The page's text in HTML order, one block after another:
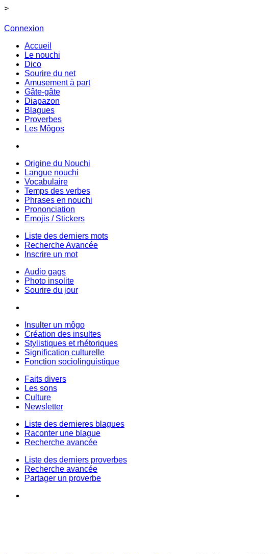
>
Connexion
Accueil
Le nouchi
Dico
Sourire du net
Amusement à part
Gâte-gâte
Diapazon
Blagues
Proverbes
Les Môgos
Origine du Nouchi
Langue nouchi
Vocabulaire
Temps des verbes
Phrases en nouchi
Prononciation
Emojis / Stickers
Liste des derniers mots
Recherche Avancée
Inscrire un mot
Audio gags
Photo insolite
Sourire du jour
Insulter un môgo
Création des insultes
Stylistiques et rhétoriques
Signification culturelle
Fonction sociolinguistique
Faits divers
Les sons
Culture
Newsletter
Liste des dernieres blagues
Raconter une blague
Recherche avancée
Liste des derniers proverbes
Recherche avancée
Partager un proverbe